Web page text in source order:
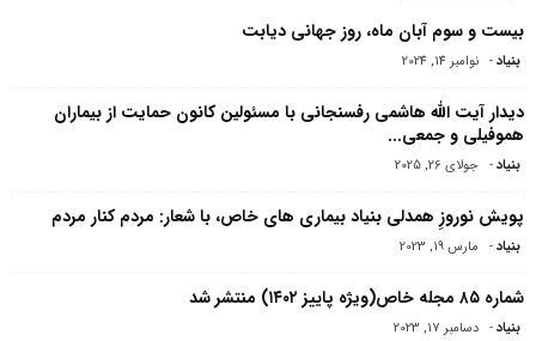
بیست و سوم آبان ماه، روز جهانی دیابت
بنیاد- نوامبر 14, 2024
دیدار آیت الله هاشمی رفسنجانی با مسئولین کانون حمایت از بیماران
هموفیلى و جمعى...
بنیاد- جولای 26, 2025
پویش نوروزِ همدلی بنیاد بیماری های خاص، با شعار: مردم کنار مردم
بنیاد- مارس 19, 2023
شماره ۸۵ مجله خاص(ویژه پاییز ۱۴۰۲) منتشر شد
بنیاد- دسامبر 17, 2023